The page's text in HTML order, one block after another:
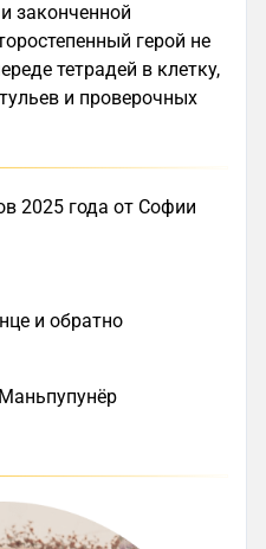
законченной
герой не
тетрадей в клетку,
и проверочных
2025 года от Софии
и обратно